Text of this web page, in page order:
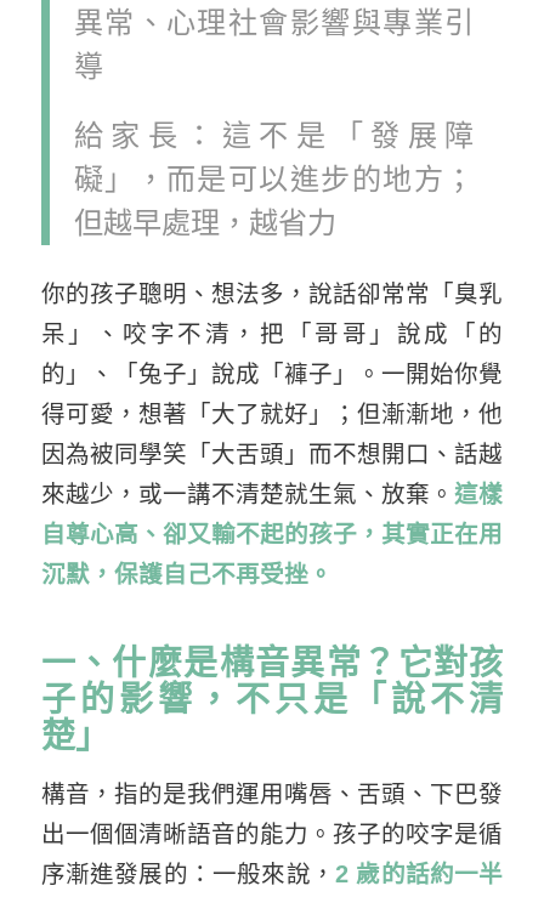
異常、心理社會影響與專業引
導
給家長：這不是「發展障
礙」，而是可以進步的地方；
但越早處理，越省力
你的孩子聰明、想法多，說話卻常常「臭乳
呆」、咬字不清，把「哥哥」說成「的
的」、「兔子」說成「褲子」。一開始你覺
得可愛，想著「大了就好」；但漸漸地，他
因為被同學笑「大舌頭」而不想開口、話越
來越少，或一講不清楚就生氣、放棄。這樣
自尊心高、卻又輸不起的孩子，其實正在用
沉默，保護自己不再受挫。
一、什麼是構音異常？它對孩
子的影響，不只是「說不清
楚」
構音，指的是我們運用嘴唇、舌頭、下巴發
出一個個清晰語音的能力。孩子的咬字是循
序漸進發展的：一般來說，2 歲的話約一半